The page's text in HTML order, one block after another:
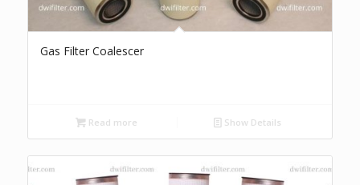
Gas Filter Coalescer
Read more Show Details